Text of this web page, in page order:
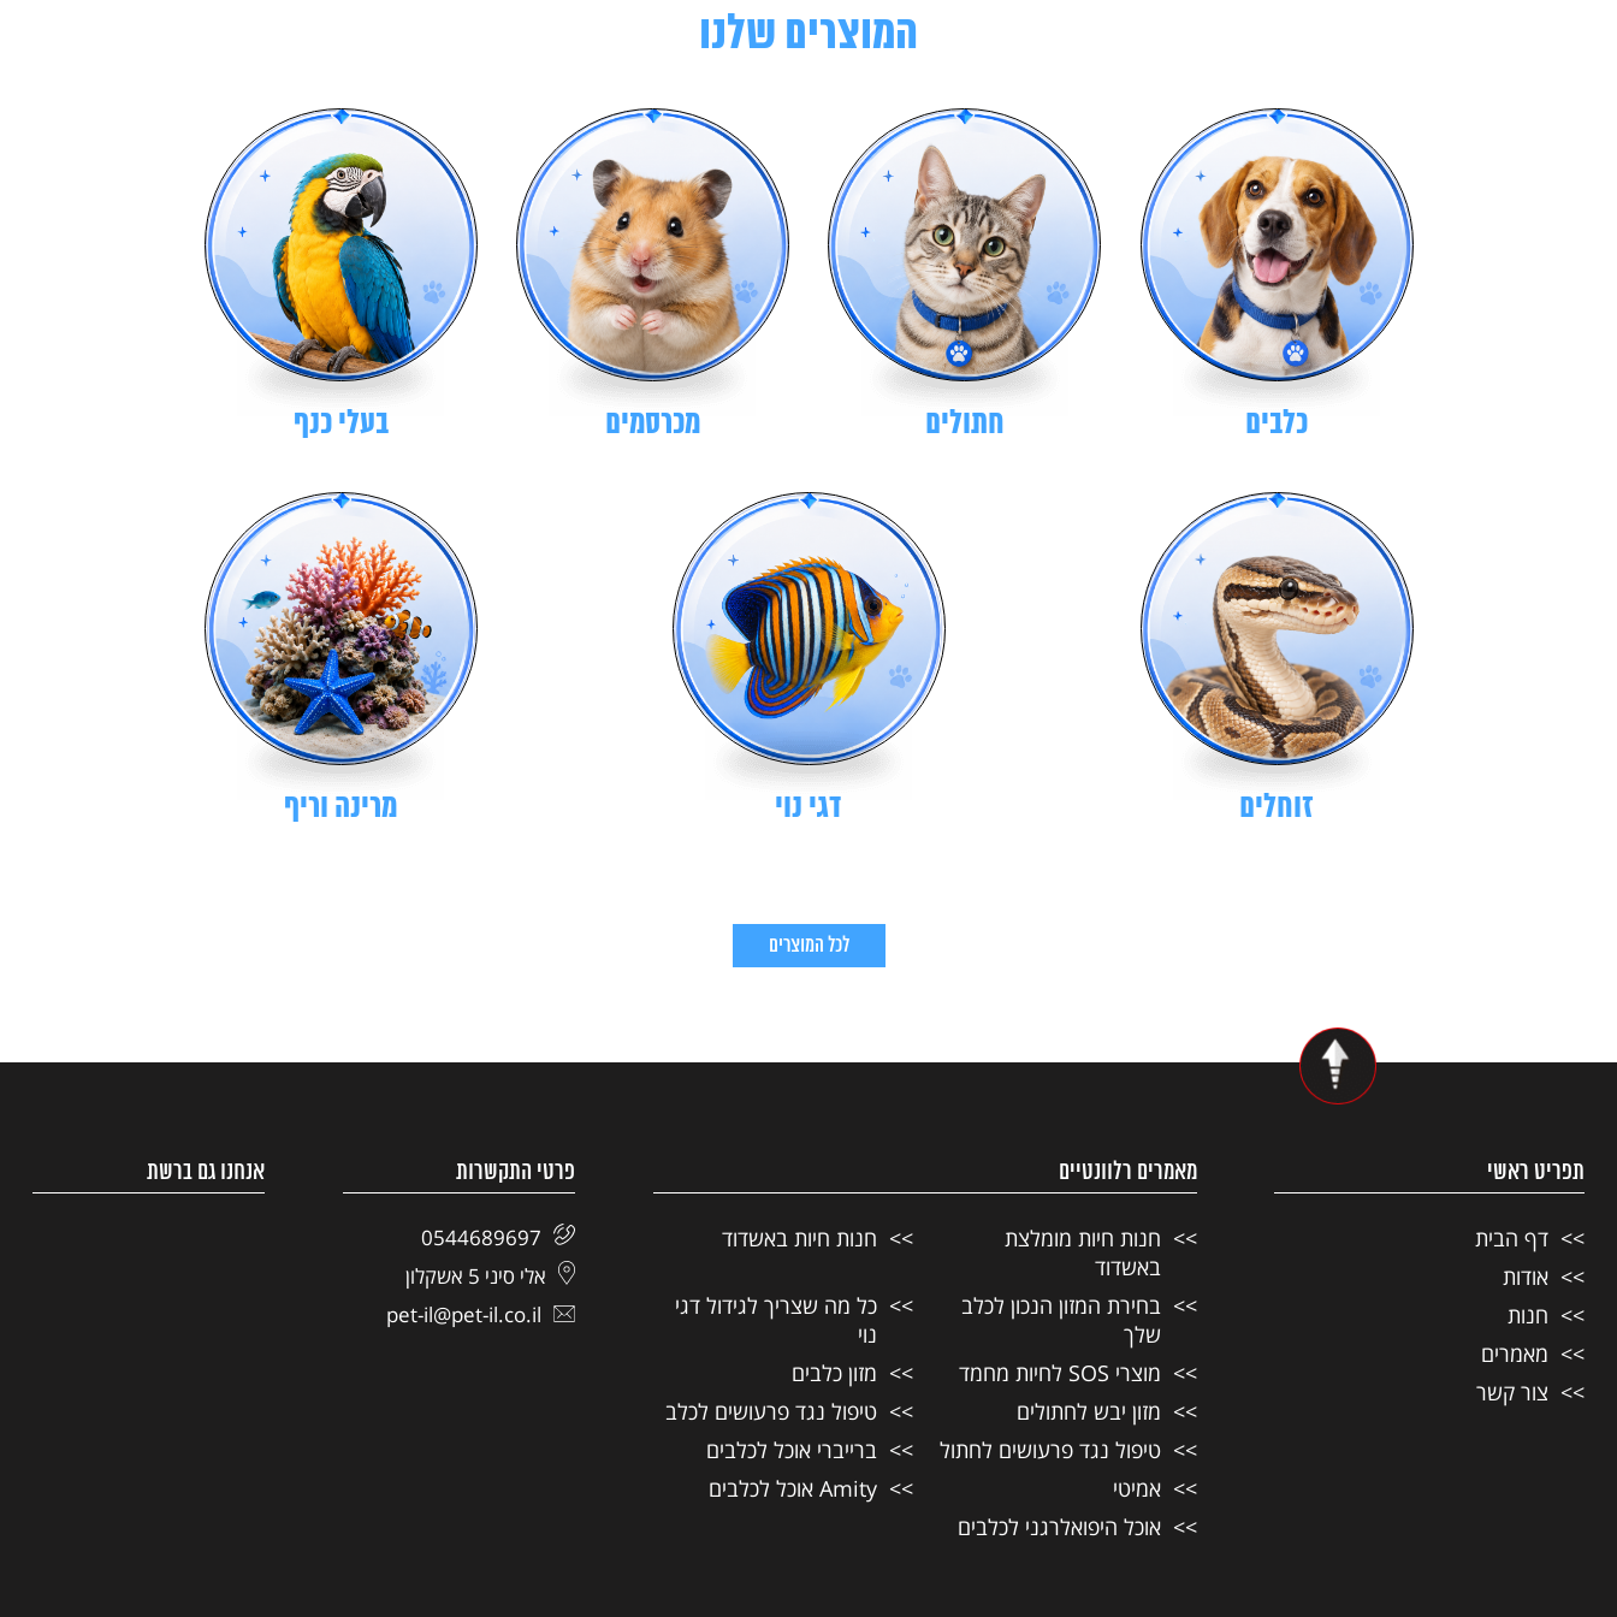
המוצרים שלנו
כלבים חתולים מכרסמים בעלי כנף
זוחלים דגי נוי מרינה וריף
לכל המוצרים
תפריט ראשי
דף הבית
אודות
חנות
מאמרים
צור קשר
מאמרים רלוונטיים
חנות חיות מומלצת
באשדוד
חנות חיות באשדוד
בחירת המזון הנכון לכלב
שלך
כל מה שצריך לגידול דגי
נוי
מוצרי SOS לחיות מחמד
מזון כלבים
מזון יבש לחתולים
טיפול נגד פרעושים לכלב
טיפול נגד פרעושים לחתול
ברייברי אוכל לכלבים
אמיטי
Amity אוכל לכלבים
אוכל היפואלרגני לכלבים
פרטי התקשרות
0544689697
אלי סיני 5 אשקלון
pet-il@pet-il.co.il
אנחנו גם ברשת